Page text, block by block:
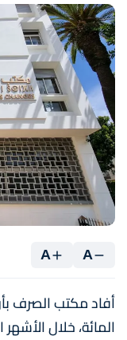
A
A
المائة، خلال الأشهر